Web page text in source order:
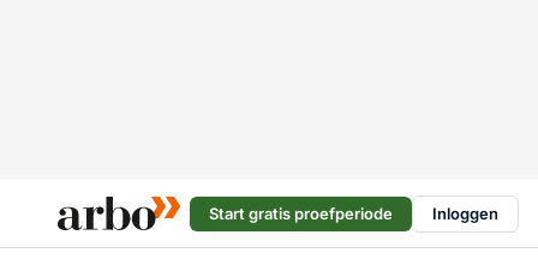
Start gratis proefperiode Inloggen